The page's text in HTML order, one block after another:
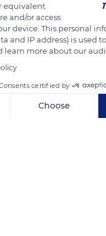
en Argentina y
Gould en 1846.
equivalent
and/or access
device. This personal
and IP address) is used
learn more about our
certified by
Choose